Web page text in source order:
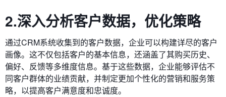
2.深入分析客户数据，优化策略
通过CRM系统收集到的客户数据，企业可以构建详尽的客户
画像。这不仅包括客户的基本信息，还涵盖了其购买历史、
偏好、反馈等多维度信息。基于这些数据，企业能够评估不
同客户群体的业绩贡献，并制定更加个性化的营销和服务策
略，以提高客户满意度和忠诚度。